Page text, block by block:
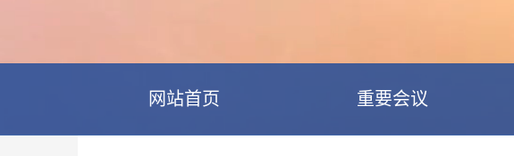
网站首页 重要会议